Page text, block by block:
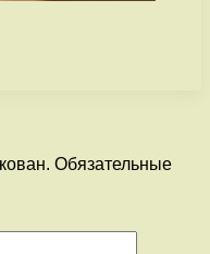
Обязательные